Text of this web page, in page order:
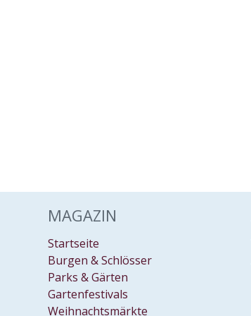
MAGAZIN
Startseite
Burgen & Schlösser
Parks & Gärten
Gartenfestivals
Weihnachtsmärkte